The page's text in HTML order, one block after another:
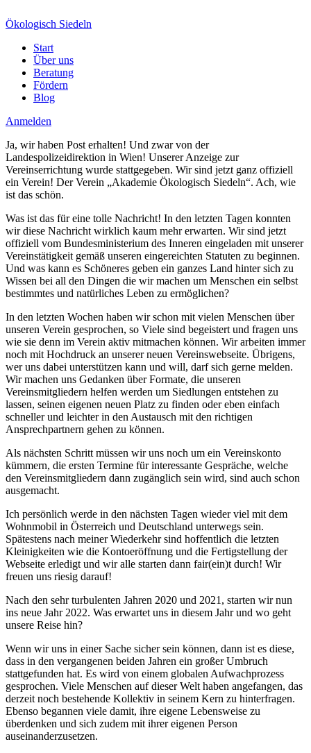
Ökologisch Siedeln
Start
Über uns
Beratung
Fördern
Blog
Anmelden
Ja, wir haben Post erhalten! Und zwar von der
Landespolizeidirektion in Wien! Unserer Anzeige zur
Vereinserrichtung wurde stattgegeben. Wir sind jetzt ganz offiziell
ein Verein! Der Verein „Akademie Ökologisch Siedeln“. Ach, wie
ist das schön.
Was ist das für eine tolle Nachricht! In den letzten Tagen konnten
wir diese Nachricht wirklich kaum mehr erwarten. Wir sind jetzt
offiziell vom Bundesministerium des Inneren eingeladen mit unserer
Vereinstätigkeit gemäß unseren eingereichten Statuten zu beginnen.
Und was kann es Schöneres geben ein ganzes Land hinter sich zu
Wissen bei all den Dingen die wir machen um Menschen ein selbst
bestimmtes und natürliches Leben zu ermöglichen?
In den letzten Wochen haben wir schon mit vielen Menschen über
unseren Verein gesprochen, so Viele sind begeistert und fragen uns
wie sie denn im Verein aktiv mitmachen können. Wir arbeiten immer
noch mit Hochdruck an unserer neuen Vereinswebseite. Übrigens,
wer uns dabei unterstützen kann und will, darf sich gerne melden.
Wir machen uns Gedanken über Formate, die unseren
Vereinsmitgliedern helfen werden um Siedlungen entstehen zu
lassen, seinen eigenen neuen Platz zu finden oder eben einfach
schneller und leichter in den Austausch mit den richtigen
Ansprechpartnern gehen zu können.
Als nächsten Schritt müssen wir uns noch um ein Vereinskonto
kümmern, die ersten Termine für interessante Gespräche, welche
den Vereinsmitgliedern dann zugänglich sein wird, sind auch schon
ausgemacht.
Ich persönlich werde in den nächsten Tagen wieder viel mit dem
Wohnmobil in Österreich und Deutschland unterwegs sein.
Spätestens nach meiner Wiederkehr sind hoffentlich die letzten
Kleinigkeiten wie die Kontoeröffnung und die Fertigstellung der
Webseite erledigt und wir alle starten dann fair(ein)t durch! Wir
freuen uns riesig darauf!
Nach den sehr turbulenten Jahren 2020 und 2021, starten wir nun
ins neue Jahr 2022. Was erwartet uns in diesem Jahr und wo geht
unsere Reise hin?
Wenn wir uns in einer Sache sicher sein können, dann ist es diese,
dass in den vergangenen beiden Jahren ein großer Umbruch
stattgefunden hat. Es wird von einem globalen Aufwachprozess
gesprochen. Viele Menschen auf dieser Welt haben angefangen, das
derzeit noch bestehende Kollektiv in seinem Kern zu hinterfragen.
Ebenso begannen viele damit, ihre eigene Lebensweise zu
überdenken und sich zudem mit ihrer eigenen Person
auseinanderzusetzen.